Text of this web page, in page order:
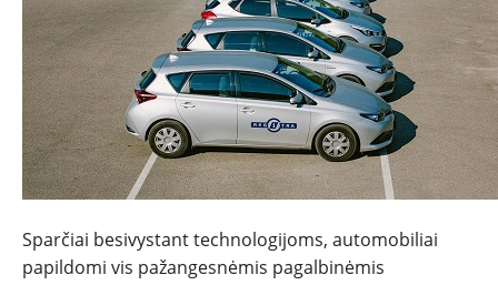
NAUJIENOS
TESTAI
Sparčiai besivystant technologijoms, automobiliai
papildomi vis pažangesnėmis pagalbinėmis